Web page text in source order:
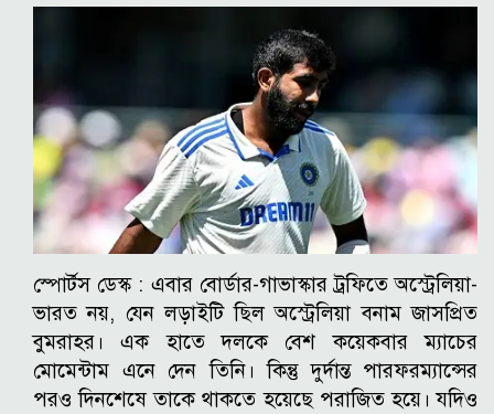
স্পোর্টস ডেস্ক : এবার বোর্ডার-গাভাস্কার ট্রফিতে অস্ট্রেলিয়া-
ভারত নয়, যেন লড়াইটি ছিল অস্ট্রেলিয়া বনাম জাসপ্রিত
বুমরাহর। এক হাতে দলকে বেশ কয়েকবার ম্যাচের
মোমেন্টাম এনে দেন তিনি।কিন্তু দুর্দান্ত পারফরম্যান্সের
পরও দিনশেষে তাকে থাকতে হয়েছে পরাজিত হয়ে। যদিও